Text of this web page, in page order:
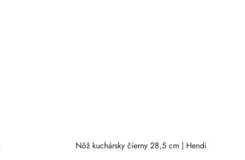
Nôž kuchársky čierny 28,5 cm | Hendi